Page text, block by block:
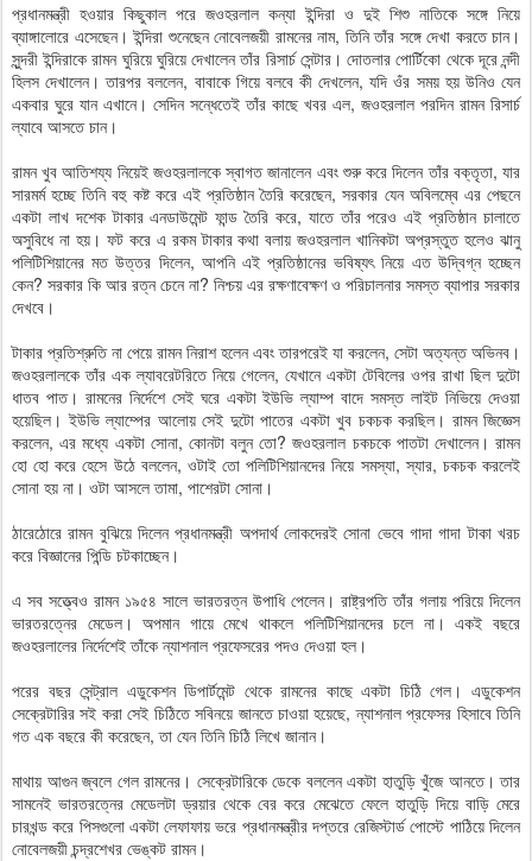
প্রধানমন্ত্রী হওয়ার কিছুকাল পরে জওহরলাল কন্যা ইন্দিরা ও দুই শিশু নাতিকে সঙ্গে নিয়ে
ব্যাঙ্গালোরে এসেছেন। ইন্দিরা শুনেছেন নোবেলজয়ী রামনের নাম, তিনি তাঁর সঙ্গে দেখা করতে চান।
সুন্দরী ইন্দিরাকে রামন ঘুরিয়ে ঘুরিয়ে দেখালেন তাঁর রিসার্চ সেন্টার। দোতলার পোর্টিকো থেকে দূরে নন্দী
হিলস দেখালেন। তারপর বললেন, বাবাকে গিয়ে বলবে কী দেখলেন, যদি ওঁর সময় হয় উনিও যেন
একবার ঘুরে যান এখানে। সেদিন সন্ধেতেই তাঁর কাছে খবর এল, জওহরলাল পরদিন রামন রিসার্চ
ল্যাবে আসতে চান।
রামন খুব আতিশয্য নিয়েই জওহরলালকে স্বাগত জানালেন এবং শুরু করে দিলেন তাঁর বক্তৃতা, যার
সারমর্ম হচ্ছে তিনি বহু কষ্ট করে এই প্রতিষ্ঠান তৈরি করেছেন, সরকার যেন অবিলম্বে এর পেছনে
একটা লাখ দশেক টাকার এনডাউমেন্ট ফান্ড তৈরি করে, যাতে তাঁর পরেও এই প্রতিষ্ঠান চালাতে
অসুবিধে না হয়। ফট করে এ রকম টাকার কথা বলায় জওহরলাল খানিকটা অপ্রস্তুত হলেও ঝানু
পলিটিশিয়ানের মত উত্তর দিলেন, আপনি এই প্রতিষ্ঠানের ভবিষ্যৎ নিয়ে এত উদ্বিগ্ন হচ্ছেন
কেন? সরকার কি আর রত্ন চেনে না? নিশ্চয় এর রক্ষণাবেক্ষণ ও পরিচালনার সমস্ত ব্যাপার সরকার
দেখবে।
টাকার প্রতিশ্রুতি না পেয়ে রামন নিরাশ হলেন এবং তারপরেই যা করলেন, সেটা অত্যন্ত অভিনব।
জওহরলালকে তাঁর এক ল্যাবরেটরিতে নিয়ে গেলেন, যেখানে একটা টেবিলের ওপর রাখা ছিল দুটো
ধাতব পাত। রামনের নির্দেশে সেই ঘরে একটা ইউভি ল্যাম্প বাদে সমস্ত লাইট নিভিয়ে দেওয়া
হয়েছিল। ইউভি ল্যাম্পের আলোয় সেই দুটো পাতের একটা খুব চকচক করছিল। রামন জিজ্ঞেস
করলেন, এর মধ্যে একটা সোনা, কোনটা বলুন তো? জওহরলাল চকচকে পাতটা দেখালেন। রামন
হো হো করে হেসে উঠে বললেন, ওটাই তো পলিটিশিয়ানদের নিয়ে সমস্যা, স্যার, চকচক করলেই
সোনা হয় না। ওটা আসলে তামা, পাশেরটা সোনা।
ঠারেঠোরে রামন বুঝিয়ে দিলেন প্রধানমন্ত্রী অপদার্থ লোকদেরই সোনা ভেবে গাদা গাদা টাকা খরচ
করে বিজ্ঞানের পিন্ডি চটকাচ্ছেন।
এ সব সত্ত্বেও রামন ১৯৫৪ সালে ভারতরত্ন উপাধি পেলেন। রাষ্ট্রপতি তাঁর গলায় পরিয়ে দিলেন
ভারতরত্নের মেডেল। অপমান গায়ে মেখে থাকলে পলিটিশিয়ানদের চলে না। একই বছরে
জওহরলালের নির্দেশেই তাঁকে ন্যাশনাল প্রফেসরের পদও দেওয়া হল।
পরের বছর সেন্ট্রাল এডুকেশন ডিপার্টমেন্ট থেকে রামনের কাছে একটা চিঠি গেল। এডুকেশন
সেক্রেটারির সই করা সেই চিঠিতে সবিনয়ে জানতে চাওয়া হয়েছে, ন্যাশনাল প্রফেসর হিসাবে তিনি
গত এক বছরে কী করেছেন, তা যেন তিনি চিঠি লিখে জানান।
মাথায় আগুন জ্বলে গেল রামনের। সেক্রেটারিকে ডেকে বললেন একটা হাতুড়ি খুঁজে আনতে। তার
সামনেই ভারতরত্নের মেডেলটা ড্রয়ার থেকে বের করে মেঝেতে ফেলে হাতুড়ি দিয়ে বাড়ি মেরে
চারখন্ড করে পিসগুলো একটা লেফাফায় ভরে প্রধানমন্ত্রীর দপ্তরে রেজিস্টার্ড পোস্টে পাঠিয়ে দিলেন
নোবেলজয়ী চন্দ্রশেখর ভেঙ্কট রামন।